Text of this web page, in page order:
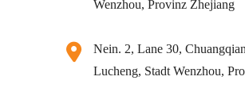
Wenzhou, Provinz Zhejiang
Nein. 2, Lane 30,
Lucheng, Stadt Wenzhou,